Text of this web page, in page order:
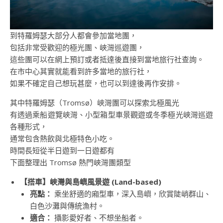
到特羅姆瑟大部分人都會參加當地團，
包括非常受歡迎的極光團、峽灣巡遊團，
這些團可以在網上預訂或者抵達後直接到當地旅行社查詢。
在市中心其實就能看到許多當地的旅行社，
如果不確定自己想玩甚麼，也可以到達後再作安排。
其中特羅姆瑟（Tromsø）峽灣團可以探索北極風光
有透過乘船遊覽峽灣、小型箱型車景觀遊或冬季極光峽灣巡遊
各種形式，
通常包含熱飲與北極特色小吃。
時間長短從半日遊到一日遊都有
下面整理出 Tromsø 熱門峽灣團類型
【搭車】峽灣與島嶼風景遊 (Land-based)
亮點： 乘坐舒適的廂型車，深入島嶼，欣賞陡峭群山、
白色沙灘與傳統漁村。
適合： 攝影愛好者、不想坐船者。